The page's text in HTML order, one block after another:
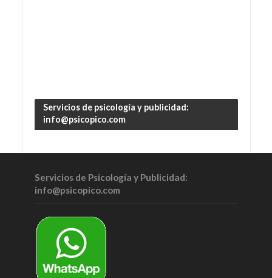
Servicios de psicología y publicidad:
info@psicopico.com
Servicios de Psicología y Publicidad:
info@psicopico.com